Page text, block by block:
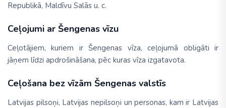
Republikā, Maldīvu Salās u. c.
Ceļojumi ar Šengenas vīzu
Ceļotājiem, kuriem ir Šengenas vīza, ceļojumā obligāti ir
jāņem līdzi apdrošināšana, pēc kuras vīza izgatavota.
Ceļošana bez vīzām Šengenas valstīs
Latvijas pilsoņi, Latvijas nepilsoņi un personas, kam ir Latvijas